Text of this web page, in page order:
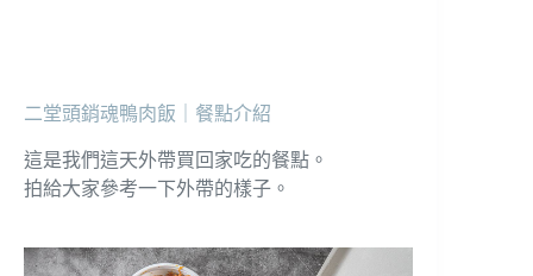
二堂頭銷魂鴨肉飯｜餐點介紹
這是我們這天外帶買回家吃的餐點。
拍給大家參考一下外帶的樣子。